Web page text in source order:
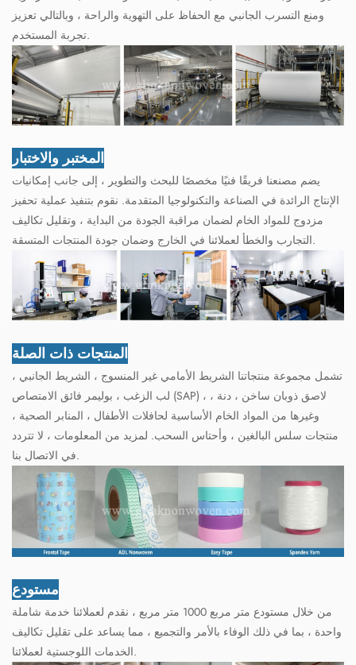
ومنع التسرب الجانبي مع الحفاظ على التهوية والراحة ، وبالتالي تعزيز
تجربة المستخدم.
المختبر والاختبار
يضم مصنعنا فريقًا فنيًا مخصصًا للبحث والتطوير ، إلى جانب إمكانيات
الإنتاج الرائدة في الصناعة والتكنولوجيا المتقدمة. نقوم بتنفيذ عملية تحفيز
مزدوج للمواد الخام لضمان مراقبة الجودة من البداية ، وتقليل تكاليف
التجارب والخطأ لعملائنا في الخارج وضمان جودة المنتجات المتسقة.
المنتجات ذات الصلة
تشمل مجموعة منتجاتنا الشريط الأمامي غير المنسوج ، الشريط الجانبي ،
لب الزغب ، بوليمر فائق الامتصاص (SAP) ، لاصق ذوبان ساخن ، دنة ،
وغيرها من المواد الخام الأساسية لحافلات الأطفال ، المنابر الصحية ،
منتجات سلس البالغين ، وأحتاس السحب. لمزيد من المعلومات ، لا تتردد
في الاتصال بنا.
مستودع
من خلال مستودع متر مربع 1000 متر مربع ، نقدم لعملائنا خدمة شاملة
واحدة ، بما في ذلك الوفاء بالأمر والتجميع ، مما يساعد على تقليل تكاليف
الخدمات اللوجستية لعملائنا.